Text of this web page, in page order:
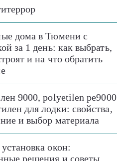
дома в Тюмени с
за 1 день: как выбрать,
и на что обратить
9000, polyetilen pe9000
для лодки: свойства,
и выбор материала
окон:
решения и советы